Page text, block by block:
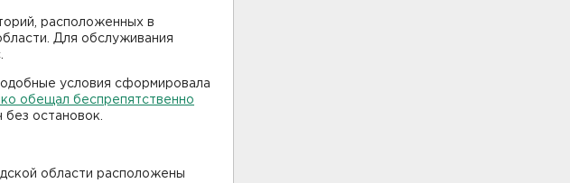
расположенных в
Для обслуживания
условия сформировала
обещал беспрепятственно
без остановок.
области расположены